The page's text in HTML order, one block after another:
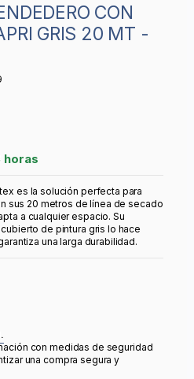
GRIS 20 MT -
horas
es la solución perfecta para
sus 20 metros de línea de secado
a cualquier espacio. Su
de pintura gris lo hace
una larga durabilidad.
con medidas de seguridad
una compra segura y